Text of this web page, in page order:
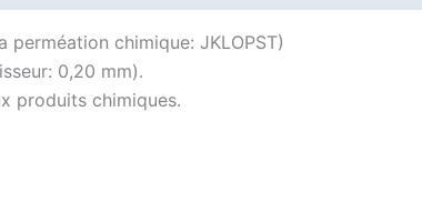
chimique: JKLOPST)
0,20 mm).
produits chimiques.